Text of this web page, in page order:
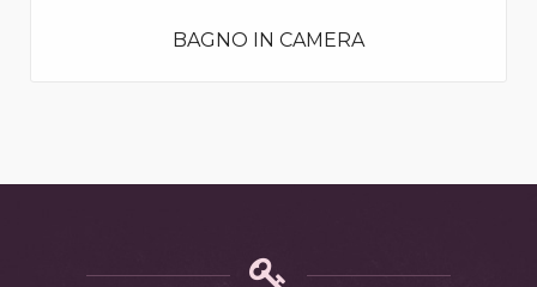
BAGNO IN CAMERA